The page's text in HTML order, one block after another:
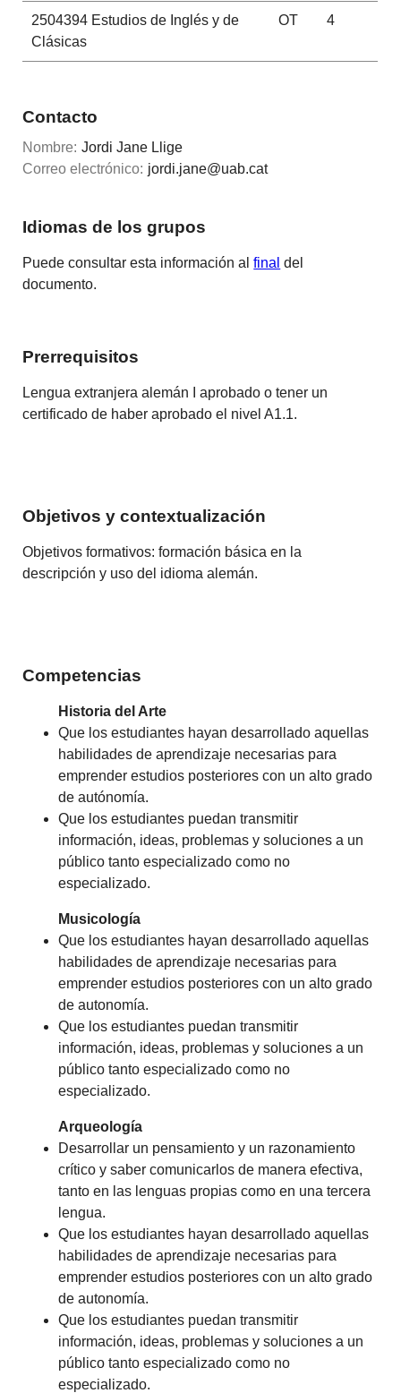
2504394Estudios de Inglés y de
Clásicas
OT 4
Contacto
Nombre: Jordi Jane Llige
Correo electrónico: jordi.jane@uab.cat
Idiomas de los grupos
Puede consultar esta información alfinal del
documento.
Prerrequisitos
Lengua extranjera alemán I aprobado o tener un
certificado de haber aprobado el nivel A1.1.
Objetivos y contextualización
Objetivos formativos: formación básica en la
descripción y uso del idioma alemán.
Competencias
Historia del Arte
Que los estudiantes hayan desarrollado aquellas
habilidades de aprendizaje necesarias para
emprender estudios posteriores con un alto grado
de autónomía.
Que los estudiantes puedan transmitir
información, ideas, problemas y soluciones a un
público tanto especializado como no
especializado.
Musicología
Que los estudiantes hayan desarrollado aquellas
habilidades de aprendizaje necesarias para
emprender estudios posteriores con un alto grado
de autonomía.
Que los estudiantes puedan transmitir
información, ideas, problemas y soluciones a un
público tanto especializado como no
especializado.
Arqueología
Desarrollar un pensamiento y un razonamiento
crítico y saber comunicarlos de manera efectiva,
tanto en las lenguas propias como en una tercera
lengua.
Que los estudiantes hayan desarrollado aquellas
habilidades de aprendizaje necesarias para
emprender estudios posteriores con un alto grado
de autonomía.
Que los estudiantes puedan transmitir
información, ideas, problemas y soluciones a un
público tanto especializado como no
especializado.